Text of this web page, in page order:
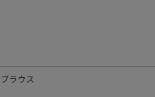
ラウス